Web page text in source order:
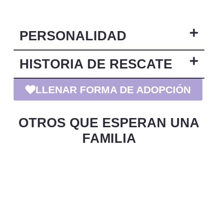
PERSONALIDAD
HISTORIA DE RESCATE
LLENAR FORMA DE ADOPCIÓN
OTROS QUE ESPERAN UNA
FAMILIA